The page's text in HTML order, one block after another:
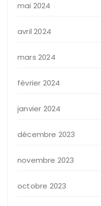
mai 2024
avril 2024
mars 2024
février 2024
janvier 2024
décembre 2023
novembre 2023
octobre 2023